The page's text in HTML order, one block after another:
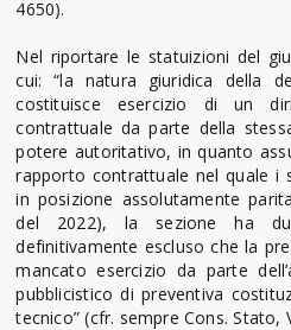
4650).
Nel riportare le statuizioni del
cui: “la natura giuridica della
costituisce esercizio di un
contrattuale da parte della
potere autoritativo, in quanto
rapporto contrattuale nel quale i
in posizione assolutamente
del 2022), la sezione ha
definitivamente escluso che la
mancato esercizio da parte
pubblicistico di preventiva
tecnico” (cfr. sempre Cons. Stato,